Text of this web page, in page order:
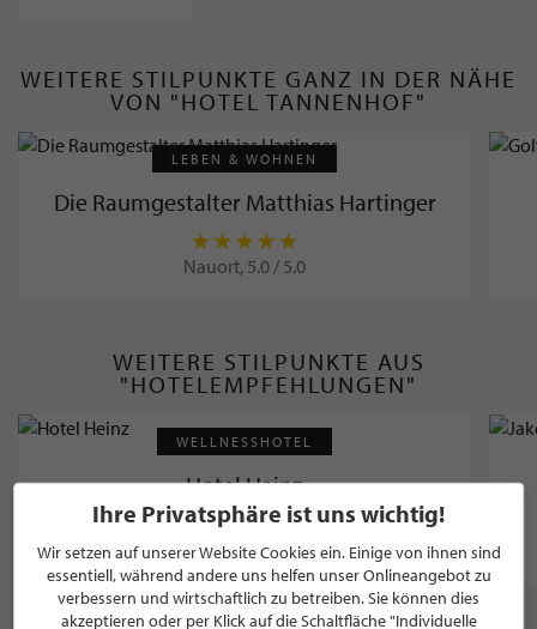
WEITERE STILPUNKTE GANZ IN DER NÄHE
VON "HOTEL TANNENHOF"
LEBEN & WOHNEN
Die Raumgestalter Matthias Hartinger
Nauort, 5.0 / 5.0
WEITERE STILPUNKTE AUS
"HOTELEMPFEHLUNGEN"
WELLNESSHOTEL
Hotel Heinz
Höhr-Grenzhausen, 5.0 / 5.0
Ihre Privatsphäre ist uns wichtig!
Wir setzen auf unserer Website Cookies ein. Einige von ihnen sind
essentiell, während andere uns helfen unser Onlineangebot zu
verbessern und wirtschaftlich zu betreiben. Sie können dies
akzeptieren oder per Klick auf die Schaltfläche "Individuelle